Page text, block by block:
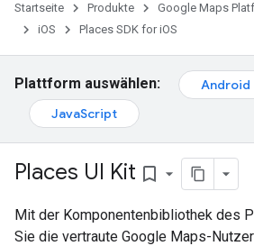
Startseite Produkte Google Maps
iOS
Places SDK for iOS
Plattform auswählen: Android
JavaScript
Places UI Kit bookmark_border
Mit der Komponentenbibliothek des
Sie die vertraute Google Maps-